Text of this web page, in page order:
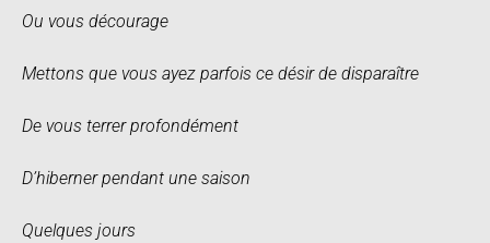
Ou vous décourage
Mettons que vous ayez parfois ce désir de disparaître
De vous terrer profondément
D’hiberner pendant une saison
Quelques jours